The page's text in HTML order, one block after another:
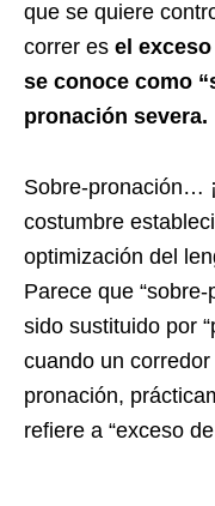
que se quiere
correr es el
se conoce como
pronación severa.
Sobre-pronación…
costumbre
optimización del
Parece que
sido sustituido por
cuando un
pronación,
refiere a “exceso